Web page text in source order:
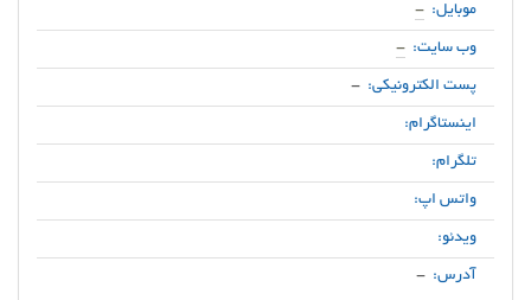
موبایل: -
وب سایت: -
پست الکترونیکی: -
اینستاگرام:
تلگرام:
واتس اپ:
ویدئو:
آدرس: -